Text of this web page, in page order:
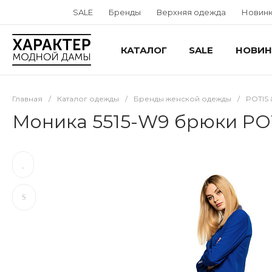
SALE Бренды Верхняя одежда
КАТАЛОГ SALE
Главная / Каталог одежды / Бренды женской одежды / POTIS
Моника 5515-W9 брюки